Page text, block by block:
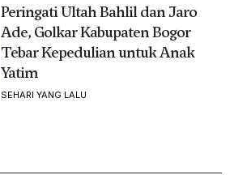
Peringati Ultah Bahlil dan Jaro
Ade, Golkar Kabupaten Bogor
Tebar Kepedulian untuk Anak
Yatim
SEHARI YANG LALU